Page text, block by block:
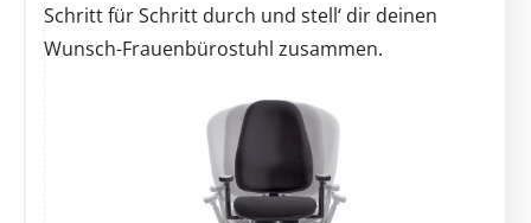
Schritt für Schritt durch und stell‘ dir deinen
Wunsch-Frauenbürostuhl zusammen.